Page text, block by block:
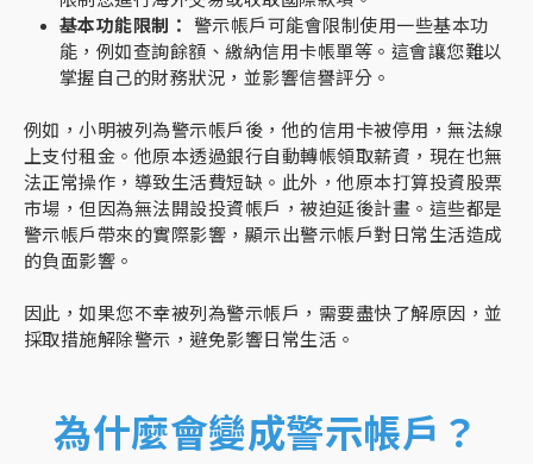
基本功能限制：
警示帳戶可能會限制使用一些基本功
能，例如查詢餘額、繳納信用卡帳單等。這會讓您難以
掌握自己的財務狀況，並影響信譽評分。
例如，小明被列為警示帳戶後，他的信用卡被停用，無法線
上支付租金。他原本透過銀行自動轉帳領取薪資，現在也無
法正常操作，導致生活費短缺。此外，他原本打算投資股票
市場，但因為無法開設投資帳戶，被迫延後計畫。這些都是
警示帳戶帶來的實際影響，顯示出警示帳戶對日常生活造成
的負面影響。
因此，如果您不幸被列為警示帳戶，需要盡快了解原因，並
採取措施解除警示，避免影響日常生活。
為什麼會變成警示帳戶？